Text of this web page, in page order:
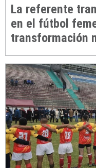
La referente
en el fútbol
transformación